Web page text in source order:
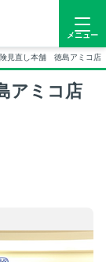
メニュー
見直し本舗 徳島アミコ店
アミコ店